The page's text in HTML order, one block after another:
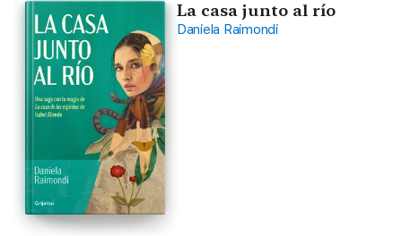
La casa junto al río
Daniela Raimondi